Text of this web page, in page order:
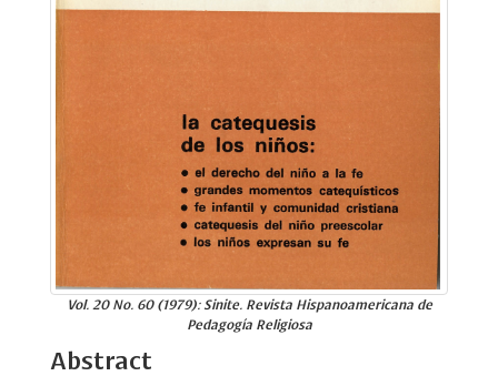
Vol. 20 No. 60 (1979): Sinite. Revista Hispanoamericana de
Pedagogía Religiosa
Abstract